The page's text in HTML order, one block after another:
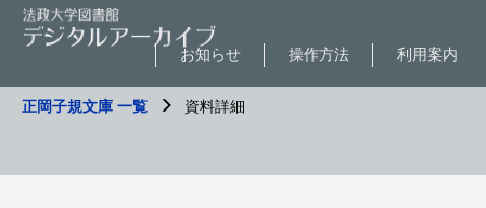
利用案内
操作方法
お知らせ
正岡子規文庫 一覧 資料詳細